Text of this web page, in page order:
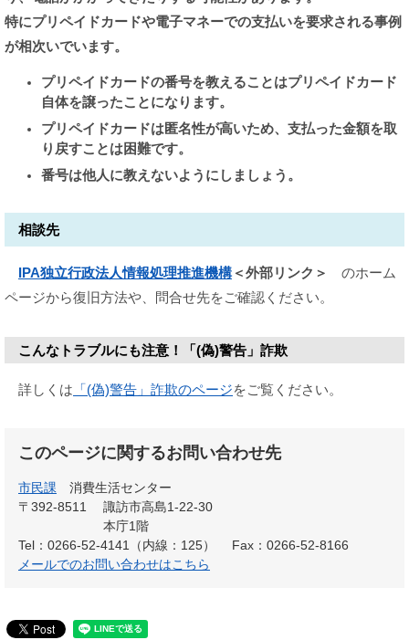
特にプリペイドカードや電子マネーでの支払いを要求される事例
が相次いでいます。
プリペイドカードの番号を教えることはプリペイドカード
自体を譲ったことになります。
プリペイドカードは匿名性が高いため、支払った金額を取
り戻すことは困難です。
番号は他人に教えないようにしましょう。
相談先
IPA独立行政法人情報処理推進機構＜外部リンク＞
のホーム
ページから復旧方法や、問合せ先をご確認ください。
こんなトラブルにも注意！「(偽)警告」詐欺
詳しくは 「(偽)警告」詐欺のページをご覧ください。
このページに関するお問い合わせ先
市民課
消費生活センター
〒392-8511
諏訪市高島1-22-30
本庁1階
Tel：0266-52-4141（内線：125）
Fax：0266-52-8166
メールでのお問い合わせはこちら